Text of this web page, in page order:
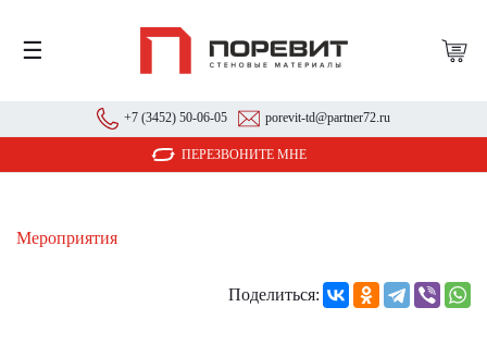
☰
+7 (3452) 50-06-05 porevit-td@partner72.ru
ПЕРЕЗВОНИТЕ МНЕ
Мероприятия
Поделиться: